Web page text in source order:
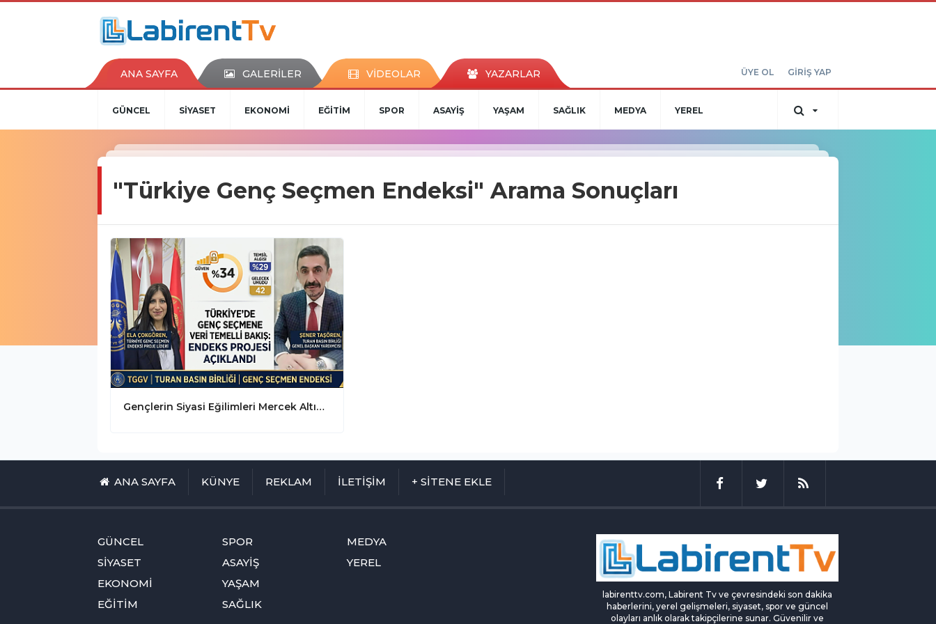
ANA SAYFA GALERİLER VİDEOLAR YAZARLAR ÜYE OL GİRİŞ YAP
GÜNCEL SİYASET EKONOMİ EĞİTİM SPOR ASAYİŞ YAŞAM SAĞLIK MEDYA YEREL
"Türkiye Genç Seçmen Endeksi" Arama Sonuçları
Gençlerin Siyasi Eğilimleri Mercek Altında: "Türkiye Genç Seçmen Endeksi" Başlıyor
ANA SAYFA KÜNYE REKLAM İLETİŞİM + SİTENE EKLE
GÜNCEL
SİYASET
EKONOMİ
EĞİTİM
SPOR
ASAYİŞ
YAŞAM
SAĞLIK
MEDYA
YEREL
labirenttv.com, Labirent Tv ve çevresindeki son dakika
haberlerini, yerel gelişmeleri, siyaset, spor ve güncel
olayları anlık olarak takipçilerine sunar. Güvenilir ve